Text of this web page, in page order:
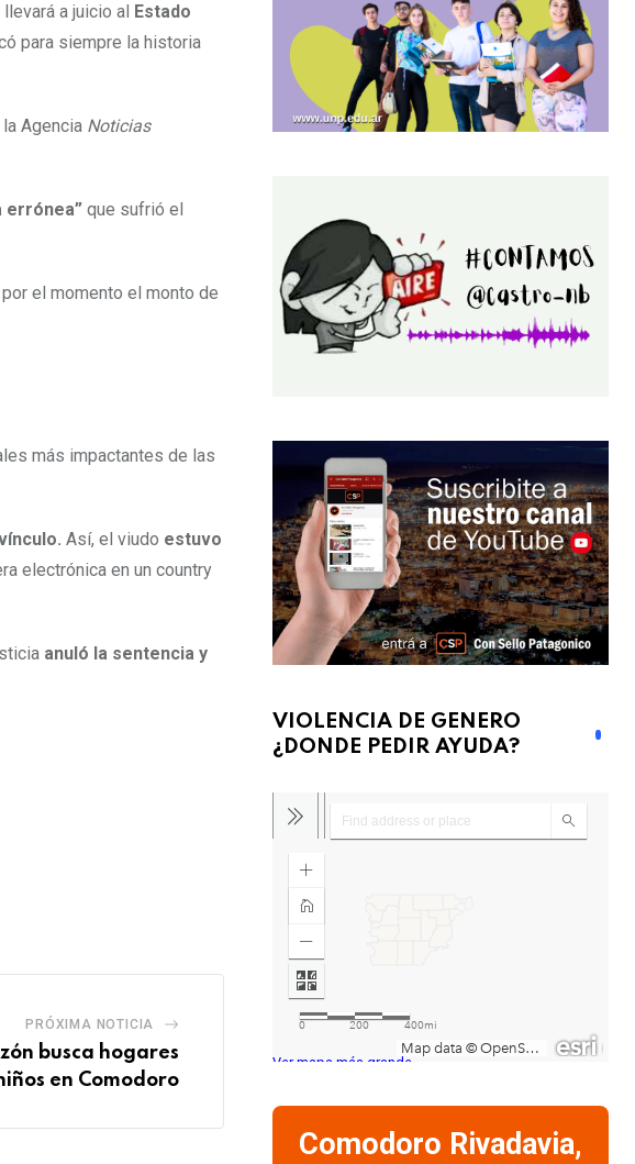
a juicio al Estado
para siempre la historia
Agencia Noticias
errónea” que sufrió el
por el momento el monto de
más impactantes de las
Así, el viudo estuvo
electrónica en un country
anuló la sentencia y
PRÓXIMA NOTICIA
busca hogares
en Comodoro
VIOLENCIA DE GENERO
¿DONDE PEDIR AYUDA?
Ver mapa más grande
Comodoro Rivadavia,